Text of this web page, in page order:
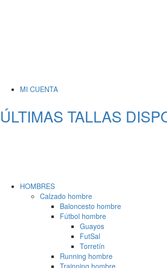
MI CUENTA
ÚLTIMAS TALLAS
HOMBRES
Calzado hombre
Baloncesto hombre
Fútbol hombre
Guayos
FutSal
Torretín
Running hombre
Trainning hombre